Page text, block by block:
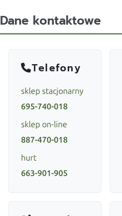
Dane kontaktowe
Telefony
sklep stacjonarny
695-740-018
sklep on-line
887-470-018
hurt
663-901-905